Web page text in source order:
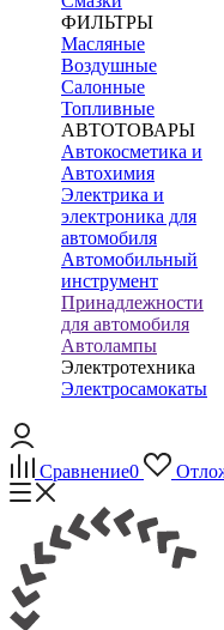
ФИЛЬТРЫ
Масляные
Воздушные
Салонные
Топливные
АВТОТОВАРЫ
Автокосметика и
Автохимия
Электрика и
электроника для
автомобиля
Автомобильный
инструмент
Принадлежности
для автомобиля
Автолампы
Электротехника
Электросамокаты
Сравнение0